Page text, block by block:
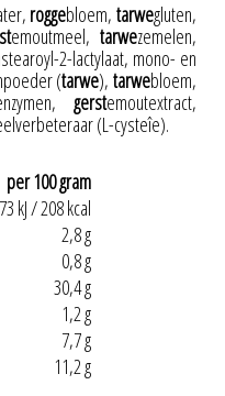
roggebloem, tarwegluten,
emoutmeel, tarwezemelen,
2-lactylaat, mono- en
(tarwe), tarwebloem,
gerstemoutextract,
(L-cysteîe).
per 100 gram
kJ / 208 kcal
2,8 g
0,8 g
30,4 g
1,2 g
7,7 g
11,2 g